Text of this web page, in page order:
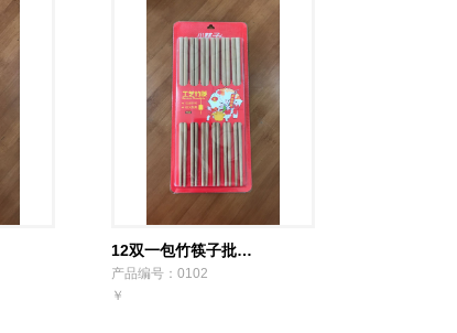
12双一包竹筷子批…
产品编号：0102
￥